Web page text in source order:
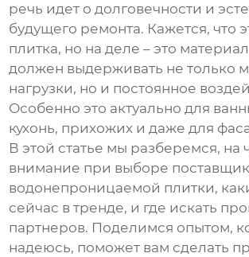
речь идет о долговечности и
будущего ремонта. Кажется, что
плитка, но на деле – это
должен выдерживать не только
нагрузки, но и постоянное
Особенно это актуально для
кухонь, прихожих и даже для
В этой статье мы разберемся, на
внимание при выборе
водонепроницаемой плитки,
сейчас в тренде, и где искать
партнеров. Поделимся опытом,
надеюсь, поможет вам сделать